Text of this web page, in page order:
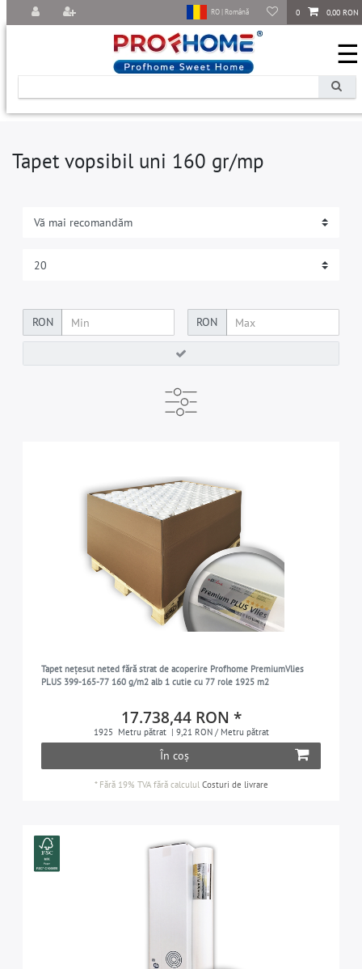
0 0,00 RON
RO | Română
☰
Tapet vopsibil uni 160 gr/mp
RON RON
5-7 zile lucrătoare
CULOAREA DE BAZĂ
Tapet vopsibil uni
DENSITATEA
uni
MATERIALUL
3
PROFhome
DIMENSIUNEA
are o bună rezistență la lumină
SUPRAFAȚĂ
Tapet nețesut neted fără strat de acoperire Profhome PremiumVlies
PLUS 399-165-77 160 g/m2 alb 1 cutie cu 77 role 1925 m2
17.738,44 RON *
1925 Metru pătrat | 9,21 RON / Metru pătrat
În coș
* Fără 19% TVAfără calculul Costuri de livrare